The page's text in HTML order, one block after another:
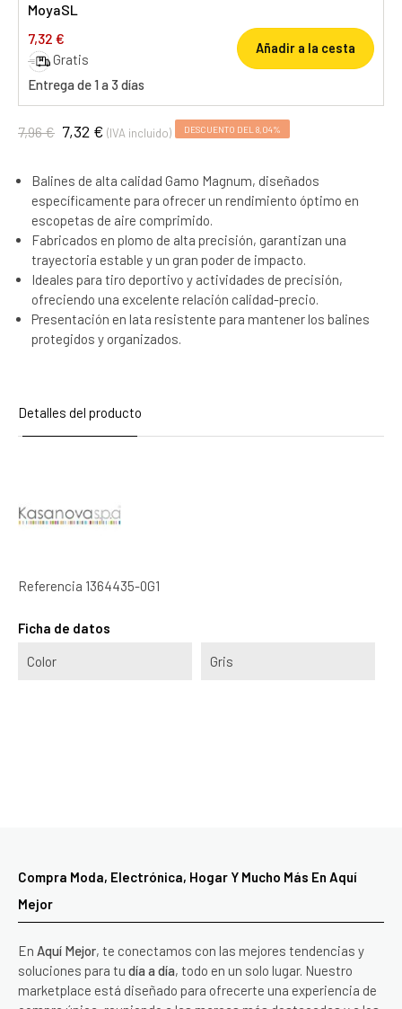
MoyaSL
7,32 €
Gratis
Entrega de 1 a 3 días
Añadir a la cesta
7,96 € 7,32 € (IVA incluido) DESCUENTO DEL 8,04%
Balines de alta calidad Gamo Magnum, diseñados
específicamente para ofrecer un rendimiento óptimo en
escopetas de aire comprimido.
Fabricados en plomo de alta precisión, garantizan una
trayectoria estable y un gran poder de impacto.
Ideales para tiro deportivo y actividades de precisión,
ofreciendo una excelente relación calidad-precio.
Presentación en lata resistente para mantener los balines
protegidos y organizados.
Detalles del producto
Referencia 1364435-0G1
Ficha de datos
Color Gris
Compra Moda, Electrónica, Hogar Y Mucho Más En Aquí
Mejor
En Aquí Mejor, te conectamos con las mejores tendencias y
soluciones para tu día a día, todo en un solo lugar. Nuestro
marketplace está diseñado para ofrecerte una experiencia de